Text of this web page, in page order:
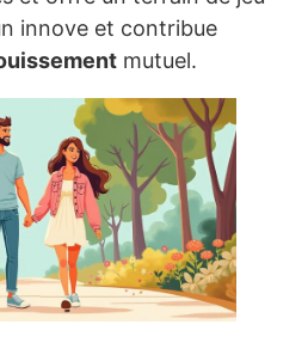
innove et contribue
mutuel.